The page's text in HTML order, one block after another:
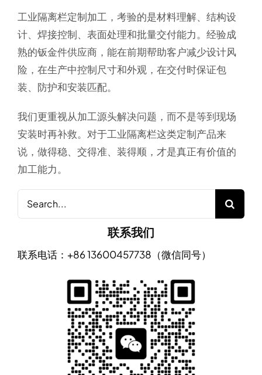
工业隔离栏定制加工，考验的是材料理解、结构设
计、焊接控制、表面处理和批量交付能力。经验成
熟的钣金件供应商，能在前期帮助客户减少设计风
险，在生产中控制尺寸和外观，在交付时保证包
装、防护和安装匹配。
我们更重视从加工源头解决问题，而不是等到现场
安装时再补救。对于工业隔离栏这类定制产品来
说，做得稳、交得准、装得顺，才是真正有价值的
加工能力。
Search
for:
联系我们
联系电话：+86 13600457738（微信同号）